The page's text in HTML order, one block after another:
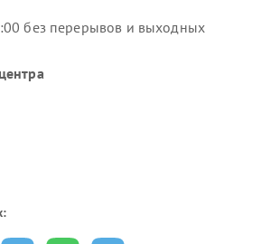
без перерывов и выходных